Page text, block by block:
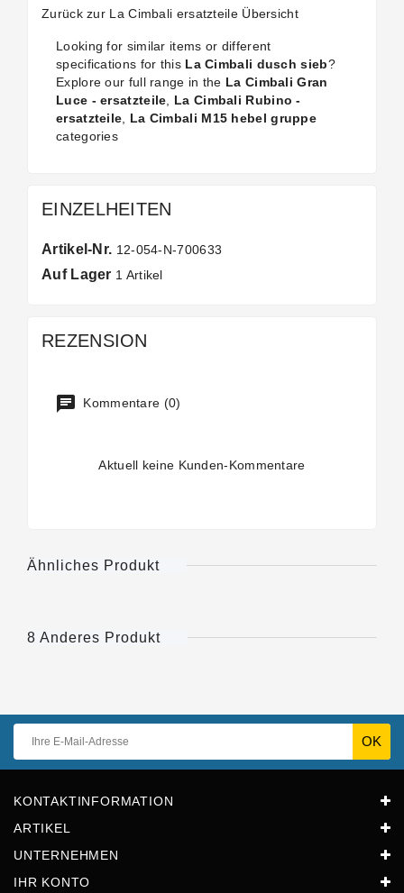
Zurück zur La Cimbali ersatzteileÜbersicht
Looking for similar items or different
specifications for this La Cimbali dusch sieb?
Explore our full range in the La Cimbali Gran
Luce - ersatzteile
La Cimbali Rubino -
ersatzteile
La Cimbali M15 hebel gruppe
categories
EINZELHEITEN
Artikel-Nr. 12-054-N-700633
Auf Lager 1 Artikel
REZENSION
Kommentare (0)
Aktuell keine Kunden-Kommentare
Ähnliches Produkt
8 Anderes Produkt
KONTAKTINFORMATION
ARTIKEL
UNTERNEHMEN
IHR KONTO